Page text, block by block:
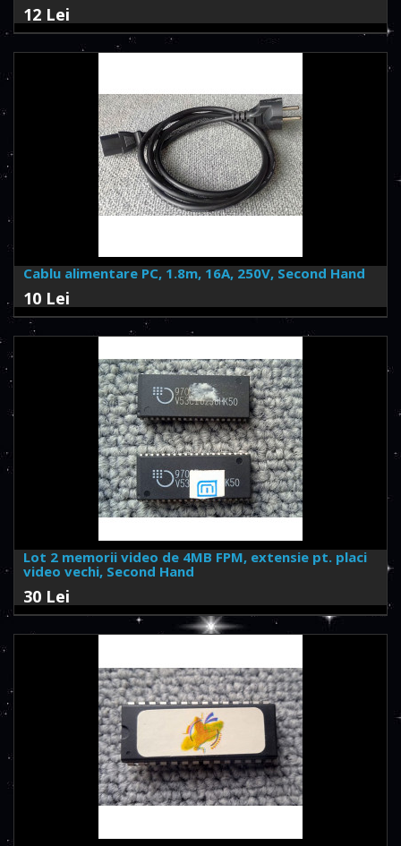
12 Lei
Cablu alimentare PC, 1.8m, 16A, 250V, Second Hand
10 Lei
Lot 2 memorii video de 4MB FPM, extensie pt. placi
video vechi, Second Hand
30 Lei